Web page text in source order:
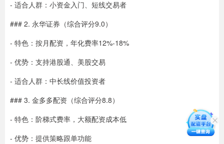
- 适合人群：小资金入门、短线交易者
### 2. 永华证券（综合评分9.0）
- 特色：按月配资，年化费率12%-18%
- 优势：支持港股通、美股交易
- 适合人群：中长线价值投资者
### 3. 金多多配资（综合评分8.8）
- 特色：阶梯式费率，大额配资成本低
- 优势：提供策略跟单功能